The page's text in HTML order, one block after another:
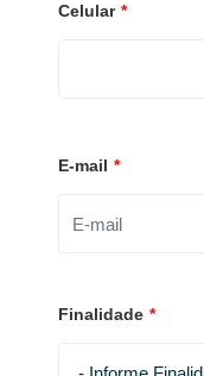
Celular *
E-mail *
Finalidade *